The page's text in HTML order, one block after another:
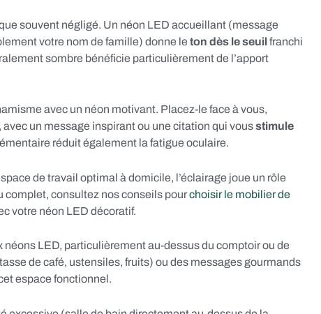
souvent négligé. Un néon LED accueillant (message
votre nom de famille) donne le ton dès le seuil franchi
sombre bénéficie particulièrement de l’apport
avec un néon motivant. Placez-le face à vous,
avec un message inspirant ou une citation qui vousstimule
réduit également la fatigue oculaire.
de travail optimal à domicile, l’éclairage joue un rôle
complet, consultez nos conseils pourchoisir le mobilier de
votre néon LED décoratif.
LED, particulièrement au-dessus du comptoir ou de
de café, ustensiles, fruits) ou des messages gourmands
espace fonctionnel.